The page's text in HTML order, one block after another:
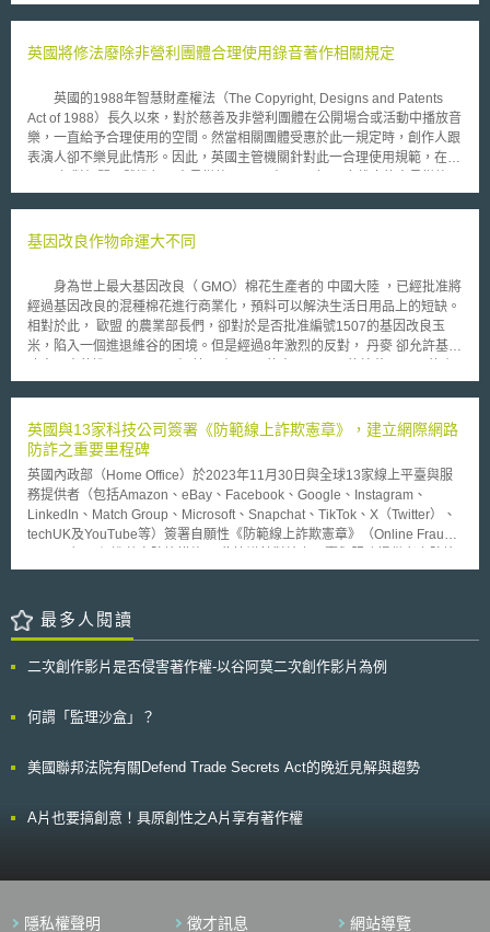
整合，諸如過往作物收成量資料、市場價格資料、土壤資料、農地資料、氣
作業時間與器材損耗，以及降低環境負荷之效果。截至2025年9月為止，
者介接運用，並作為未來開發農業領域基礎AI模型的前置準備。 此外，報告
亦指出WAGRI已於日本全國範圍內蒐集大量的農業數位資料，用以開發農
業領域之基礎AI模型，並預計於2026年在WAGRI網站上提供基礎AI模型服
務。未來農業領域從業者可透過WAGRI網站提供之基礎AI模型服務，輔以
自身之農業數位資料，建立符合自身農業場域特性之特化型AI模型。 然而，
開發基礎AI模型，農業數位資料之法制配套仍需整備。因此，除了資料權屬
「涵蓋資料整體生命週期之資料交換及利用機制」，包含資料對外公開之選
範圍，以確保農業數位資料在利用前的安心共享與協作。 我國政府如欲於
農業領域發展基本AI模型，除應於全國範圍內蒐集大量之農業領域數位資料
外，亦應建立串聯資料整體生命週期之資料交換及利用機制，以降低農業數
位資料之間的協作風險。 本文為資策會科法所創智中心完成之著作，非經
同意或授權，不得為轉載、公開播送、公開傳輸、改作或重製等利用行為。
本文同步刊登於TIPS網站（https://www.tips.org.tw）
英國將修法廢除非營利團體合理使用錄音著作相關規定
英國的1988年智慧財產權法（The Copyright, Designs and Patents
Act of 1988）長久以來，對於慈善及非營利團體在公開場合或活動中播放音
樂，一直給予合理使用的空間。然當相關團體受惠於此一規定時，創作人跟
表演人卻不樂見此情形。因此，英國主管機關針對此一合理使用規範，在
中，對於改變錄音著作與表演人權利的公開演播合理使用空間，提供了下列
三、 廢除合理使用空間，但權利人只能以對雙方都公平的費率收取權利金
體的合理使用規定，從2010年4月開始這些團體將必須負擔一個固定的年
費，才能在活動或公開場合中使用音樂，但截至目前為止，使用的費率為何
尚未確定，但主管機關表示，希望一年不超過100英鎊。 主管機關接下
來將對費率部分開始徵詢意見，對於1988年智慧財產權法也預期會進行修
正，並於2010年4月開始落實相關規範。這樣的改變對於慈善團體而言固然
為要脅，但整體發展仍有待後續觀察。
基因改良作物命運大不同
身為世上最大基因改良（ GMO）棉花生產者的 中國大陸 ，已經批准將
經過基因改良的混種棉花進行商業化，預料可以解決生活日用品上的短缺。
相對於此， 歐盟 的農業部長們，卻對於是否批准編號1507的基因改良玉
米，陷入一個進退維谷的困境。但是經過8年激烈的反對， 丹麥 卻允許基因
麥是經過基因改良的。至於 澳洲 農業與資源經濟局則最近則對基因改良作
對世界各地日益增多的基因改良作物發展，屈居弱勢。至終可能會在十年後
造成1.5億到6億澳幣的損失。
英國與13家科技公司簽署《防範線上詐欺憲章》，建立網際網路
防詐之重要里程碑
英國內政部（Home Office）於2023年11月30日與全球13家線上平臺與服
務提供者（包括Amazon、eBay、Facebook、Google、Instagram、
LinkedIn、Match Group、Microsoft、Snapchat、TikTok、X（Twitter）、
techUK及YouTube等）簽署自願性《防範線上詐欺憲章》（Online Fraud
重點要求如下： 1.設置監測及預防體系：線上平臺與服務提供者應建立有效
次啟用或註冊新帳號。此外，線上平臺與服務提供者應採行符合英國國家網
路安全中心（National Cyber Security Centre）密碼保護指引的身分驗證機
社群媒體方面，線上平臺與服務提供者應設置賣家驗證措施以防範不肖業
使用者之消費權益。 2.建立檢舉途徑：線上平臺與服務提供者應提供簡捷的
與服務提供者可提供適當的警告，以提醒使用者可能的詐欺風險。 3.與公部
畫任務小組（Online Advertising Programme’s Taskforce），完備防制詐
取締詐欺。最後，線上平臺與服務提供者必須提供最新詐欺風險資訊以幫助
最多人閱讀
二次創作影片是否侵害著作權-以谷阿莫二次創作影片為例
何謂「監理沙盒」？
美國聯邦法院有關Defend Trade Secrets Act的晚近見解與趨勢
A片也要搞創意！具原創性之A片享有著作權
隱私權聲明 徵才訊息 網站導覽